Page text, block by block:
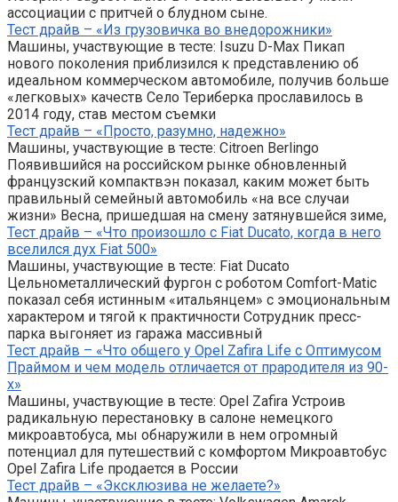
ассоциации с притчей о блудном сыне.
Тест драйв – «Из грузовичка во внедорожники»
Машины, участвующие в тесте: Isuzu D-Max Пикап
нового поколения приблизился к представлению об
идеальном коммерческом автомобиле, получив больше
«легковых» качеств Село Териберка прославилось в
2014 году, став местом съемки
Тест драйв – «Просто, разумно, надежно»
Машины, участвующие в тесте: Citroen Berlingo
Появившийся на российском рынке обновленный
французский компактвэн показал, каким может быть
правильный семейный автомобиль «на все случаи
жизни» Весна, пришедшая на смену затянувшейся зиме,
Тест драйв – «Что произошло с Fiat Ducato, когда в него
вселился дух Fiat 500»
Машины, участвующие в тесте: Fiat Ducato
Цельнометаллический фургон с роботом Comfort-Matic
показал себя истинным «итальянцем» с эмоциональным
характером и тягой к практичности Сотрудник пресс-
парка выгоняет из гаража массивный
Тест драйв – «Что общего у Opel Zafira Life с Оптимусом
Праймом и чем модель отличается от прародителя из 90-
х»
Машины, участвующие в тесте: Opel Zafira Устроив
радикальную перестановку в салоне немецкого
микроавтобуса, мы обнаружили в нем огромный
потенциал для путешествий с комфортом Микроавтобус
Opel Zafira Life продается в России
Тест драйв – «Эксклюзива не желаете?»